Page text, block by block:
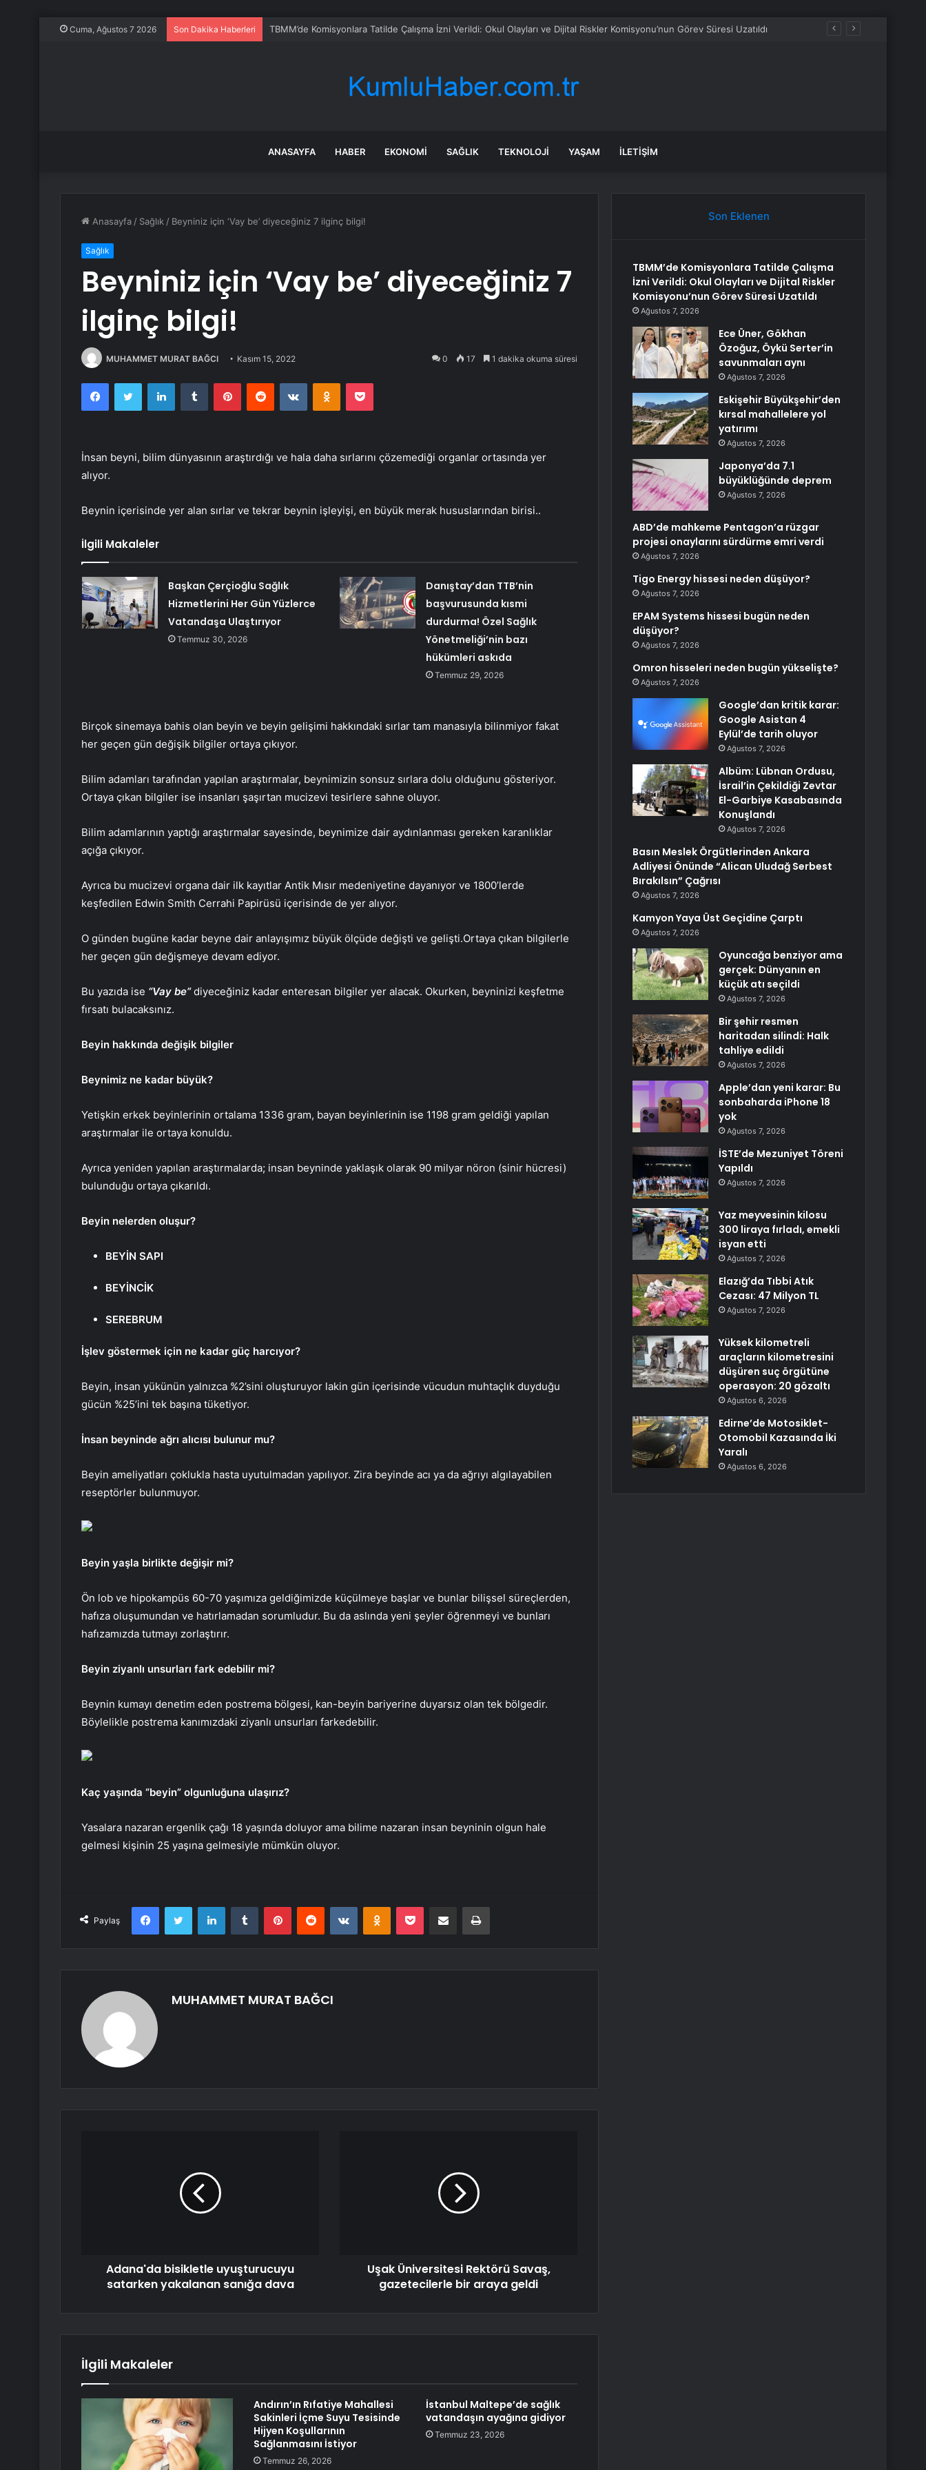
Cuma, Ağustos 7 2026 Son Dakika Haberleri TBMM’de Komisyonlara Tatilde Çalışma İzni Verildi: Okul Olayları ve Dijital Riskler Komisyonu’nun Görev Süresi Uzatıldı
ANASAYFA HABER EKONOMI SAĞLIK TEKNOLOJI YAŞAM İLETIŞIM
Anasayfa / Sağlık / Beyniniz için ‘Vay be’ diyeceğiniz 7 ilginç bilgi!
Sağlık
Beyniniz için ‘Vay be’ diyeceğiniz 7
ilginç bilgi!
MUHAMMET MURAT BAĞCI Kasım 15, 2022 0 17 1 dakika okuma süresi
FacebookTwitter LinkedInTumblr PinterestReddit VKontakteOdnoklassniki
Pocket
İnsan beyni, bilim dünyasının araştırdığı ve hala daha sırlarını çözemediği organlar ortasında yer
alıyor.
Beynin içerisinde yer alan sırlar ve tekrar beynin işleyişi, en büyük merak hususlarından birisi..
İlgili Makaleler
Başkan Çerçioğlu Sağlık
Hizmetlerini Her Gün Yüzlerce
Vatandaşa Ulaştırıyor
Temmuz 30, 2026
Danıştay’dan TTB’nin
başvurusunda kısmi
durdurma! Özel Sağlık
Yönetmeliği’nin bazı
hükümleri askıda
Temmuz 29, 2026
Birçok sinemaya bahis olan beyin ve beyin gelişimi hakkındaki sırlar tam manasıyla bilinmiyor fakat
her geçen gün değişik bilgiler ortaya çıkıyor.
Bilim adamları tarafından yapılan araştırmalar, beynimizin sonsuz sırlara dolu olduğunu gösteriyor.
Ortaya çıkan bilgiler ise insanları şaşırtan mucizevi tesirlere sahne oluyor.
Bilim adamlarının yaptığı araştırmalar sayesinde, beynimize dair aydınlanması gereken karanlıklar
açığa çıkıyor.
Ayrıca bu mucizevi organa dair ilk kayıtlar Antik Mısır medeniyetine dayanıyor ve 1800’lerde
keşfedilen Edwin Smith Cerrahi Papirüsü içerisinde de yer alıyor.
O günden bugüne kadar beyne dair anlayışımız büyük ölçüde değişti ve gelişti.Ortaya çıkan bilgilerle
her geçen gün değişmeye devam ediyor.
Bu yazıda ise “Vay be”diyeceğiniz kadar enteresan bilgiler yer alacak. Okurken, beyninizi keşfetme
fırsatı bulacaksınız.
Beyin hakkında değişik bilgiler
Beynimiz ne kadar büyük?
Yetişkin erkek beyinlerinin ortalama 1336 gram, bayan beyinlerinin ise 1198 gram geldiği yapılan
araştırmalar ile ortaya konuldu.
Ayrıca yeniden yapılan araştırmalarda; insan beyninde yaklaşık olarak 90 milyar nöron (sinir hücresi)
bulunduğu ortaya çıkarıldı.
Beyin nelerden oluşur?
BEYİN SAPI
BEYİNCİK
SEREBRUM
İşlev göstermek için ne kadar güç harcıyor?
Beyin, insan yükünün yalnızca %2’sini oluşturuyor lakin gün içerisinde vücudun muhtaçlık duyduğu
gücün %25’ini tek başına tüketiyor.
İnsan beyninde ağrı alıcısı bulunur mu?
Beyin ameliyatları çoklukla hasta uyutulmadan yapılıyor. Zira beyinde acı ya da ağrıyı algılayabilen
reseptörler bulunmuyor.
Beyin yaşla birlikte değişir mi?
Ön lob ve hipokampüs 60-70 yaşımıza geldiğimizde küçülmeye başlar ve bunlar bilişsel süreçlerden,
hafıza oluşumundan ve hatırlamadan sorumludur. Bu da aslında yeni şeyler öğrenmeyi ve bunları
hafızamızda tutmayı zorlaştırır.
Beyin ziyanlı unsurları fark edebilir mi?
Beynin kumayı denetim eden postrema bölgesi, kan-beyin bariyerine duyarsız olan tek bölgedir.
Böylelikle postrema kanımızdaki ziyanlı unsurları farkedebilir.
Kaç yaşında “beyin” olgunluğuna ulaşırız?
Yasalara nazaran ergenlik çağı 18 yaşında doluyor ama bilime nazaran insan beyninin olgun hale
gelmesi kişinin 25 yaşına gelmesiyle mümkün oluyor.
Paylaş
FacebookTwitter LinkedInTumblr PinterestReddit VKontakteOdnoklassniki
Pocket E-Posta ile paylaş Yazdır
MUHAMMET MURAT BAĞCI
Adana'da bisikletle uyuşturucuyu
satarken yakalanan sanığa dava
Uşak Üniversitesi Rektörü Savaş,
gazetecilerle bir araya geldi
İlgili Makaleler
Andırın’ın Rıfatiye Mahallesi
Sakinleri İçme Suyu Tesisinde
Hijyen Koşullarının
Sağlanmasını İstiyor
Temmuz 26, 2026
İstanbul Maltepe’de sağlık
vatandaşın ayağına gidiyor
Temmuz 23, 2026
Son Eklenen
TBMM’de Komisyonlara Tatilde Çalışma
İzni Verildi: Okul Olayları ve Dijital Riskler
Komisyonu’nun Görev Süresi Uzatıldı
Ağustos 7, 2026
Ece Üner, Gökhan
Özoğuz, Öykü Serter’in
savunmaları aynı
Ağustos 7, 2026
Eskişehir Büyükşehir’den
kırsal mahallelere yol
yatırımı
Ağustos 7, 2026
Japonya’da 7.1
büyüklüğünde deprem
Ağustos 7, 2026
ABD’de mahkeme Pentagon’a rüzgar
projesi onaylarını sürdürme emri verdi
Ağustos 7, 2026
Tigo Energy hissesi neden düşüyor?
Ağustos 7, 2026
EPAM Systems hissesi bugün neden
düşüyor?
Ağustos 7, 2026
Omron hisseleri neden bugün yükselişte?
Ağustos 7, 2026
Google’dan kritik karar:
Google Asistan 4
Eylül’de tarih oluyor
Ağustos 7, 2026
Albüm: Lübnan Ordusu,
İsrail’in Çekildiği Zevtar
El-Garbiye Kasabasında
Konuşlandı
Ağustos 7, 2026
Basın Meslek Örgütlerinden Ankara
Adliyesi Önünde “Alican Uludağ Serbest
Bırakılsın” Çağrısı
Ağustos 7, 2026
Kamyon Yaya Üst Geçidine Çarptı
Ağustos 7, 2026
Oyuncağa benziyor ama
gerçek: Dünyanın en
küçük atı seçildi
Ağustos 7, 2026
Bir şehir resmen
haritadan silindi: Halk
tahliye edildi
Ağustos 7, 2026
Apple’dan yeni karar: Bu
sonbaharda iPhone 18
yok
Ağustos 7, 2026
İSTE’de Mezuniyet Töreni
Yapıldı
Ağustos 7, 2026
Yaz meyvesinin kilosu
300 liraya fırladı, emekli
isyan etti
Ağustos 7, 2026
Elazığ’da Tıbbi Atık
Cezası: 47 Milyon TL
Ağustos 7, 2026
Yüksek kilometreli
araçların kilometresini
düşüren suç örgütüne
operasyon: 20 gözaltı
Ağustos 6, 2026
Edirne’de Motosiklet-
Otomobil Kazasında İki
Yaralı
Ağustos 6, 2026